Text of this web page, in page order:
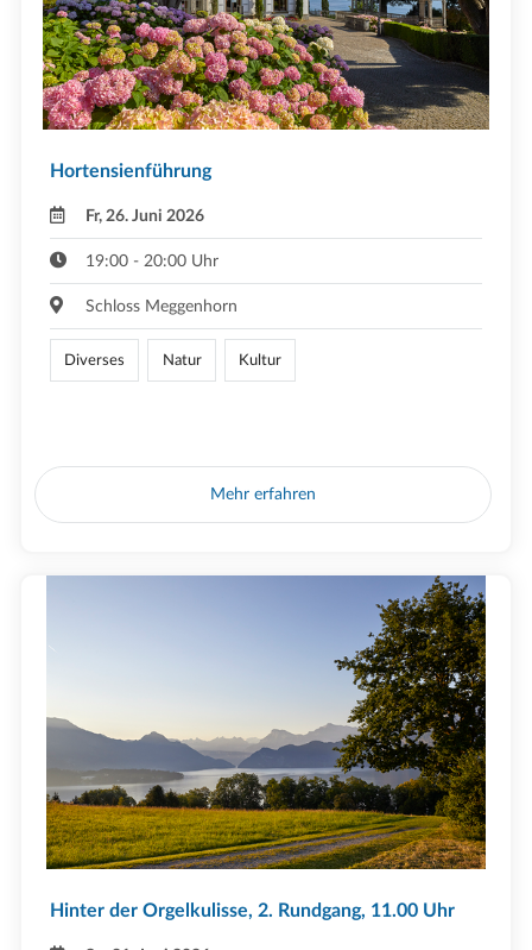
Hortensienführung
Fr, 26. Juni 2026
19:00 - 20:00 Uhr
Schloss Meggenhorn
Diverses Natur Kultur
Mehr erfahren
Hinter der Orgelkulisse, 2. Rundgang, 11.00 Uhr